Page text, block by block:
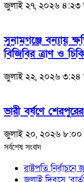
জুলাই ২৭, ২০২৬ ৪:২৩
সুনামগঞ্জে বন্যায়
বিজিবির ত্রাণ ও
জুলাই ২২, ২০২৬ ৩:২৪
ভারী বর্ষণে শেরপুরের
জুলাই ২০, ২০২৬ ৮:০০
সর্বশেষ সংবাদ
রাষ্ট্রপতি